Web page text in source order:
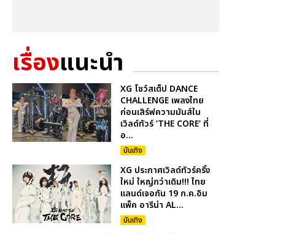
เรื่องแนะนำ
XG โชว์สเต็ป DANCE
CHALLENGE เพลงไทย
ก่อนเสิร์ฟความมันส์ใน
เวิลด์ทัวร์ ‘THE CORE’ ที่
อ...
บันเทิง
XG ประกาศเวิลด์ทัวร์ครั้ง
ใหม่ ใหญ่กว่าเดิม!!! ไทย
แลนด์เจอกัน 19 ก.ค.อิม
แพ็ค อารีน่า AL...
บันเทิง